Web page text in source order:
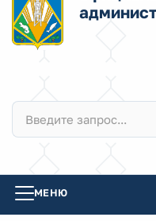
МЕНЮ